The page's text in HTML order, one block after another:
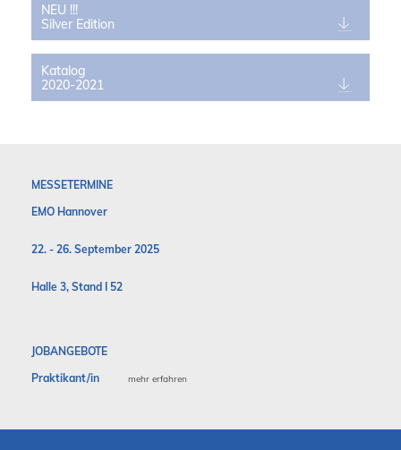
NEU !!!
Silver Edition
Katalog
2020-2021
MESSETERMINE
EMO Hannover
22. - 26. September 2025
Halle 3, Stand I 52
JOBANGEBOTE
Praktikant/in
mehr erfahren